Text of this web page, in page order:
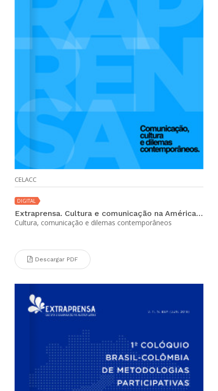
CELACC
DIGITAL
Extraprensa. Cultura e comunicação na América Latina (vol. 9 no. 1 jul-dic 2015)
Cultura, comunicação e dilemas contemporâneos
Descargar PDF